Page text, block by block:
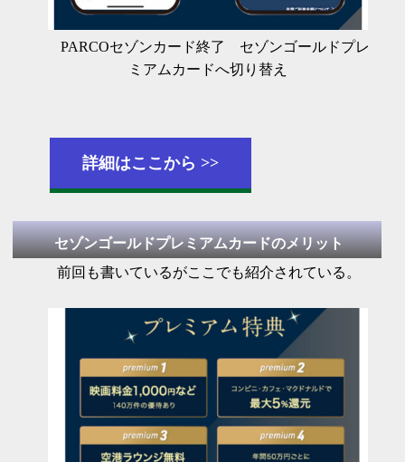
PARCOセゾンカード終了 セゾンゴールドプレ
ミアムカードへ切り替え
詳細はここから
セゾンゴールドプレミアムカードのメリット
前回も書いているがここでも紹介されている。